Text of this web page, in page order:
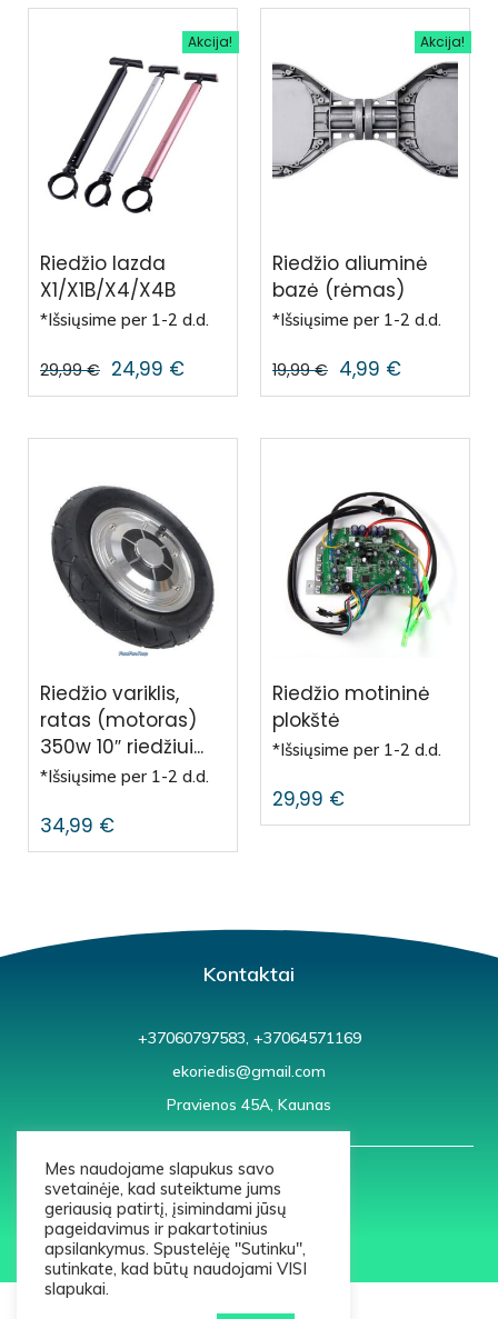
Akcija!
Riedžio lazda
X1/X1B/X4/X4B
*Išsiųsime per 1-2 d.d.
29,99€ 24,99 €
Akcija!
Riedžio aliuminė
bazė (rėmas)
*Išsiųsime per 1-2 d.d.
19,99€ 4,99 €
Riedžio variklis,
ratas (motoras)
350w 10″ riedžiui...
*Išsiųsime per 1-2 d.d.
34,99 €
Riedžio motininė
plokštė
*Išsiųsime per 1-2 d.d.
29,99 €
Kontaktai
+37060797583, +37064571169
ekoriedis@gmail.com
Pravienos 45A, Kaunas
© 2021 ekoriedis.lt
Mes naudojame slapukus savo
svetainėje, kad suteiktume jums
geriausią patirtį, įsimindami jūsų
pageidavimus ir pakartotinius
apsilankymus. Spustelėję "Sutinku",
sutinkate, kad būtų naudojami VISI
slapukai.